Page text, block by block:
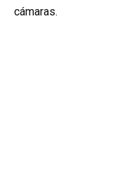
cámaras.